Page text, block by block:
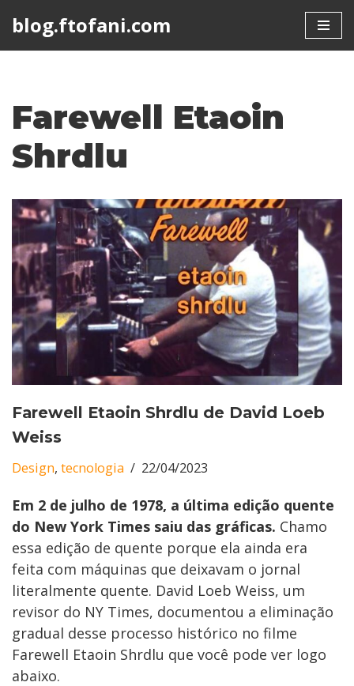
blog.ftofani.com
Farewell Etaoin
Shrdlu
Farewell Etaoin Shrdlu de David Loeb
Weiss
Design, tecnologia 22/04/2023
Em 2 de julho de 1978, a última edição quente
do New York Times saiu das gráficas. Chamo
essa edição de quente porque ela ainda era
feita com máquinas que deixavam o jornal
literalmente quente. David Loeb Weiss, um
revisor do NY Times, documentou a eliminação
gradual desse processo histórico no filme
Farewell Etaoin Shrdlu que você pode ver logo
abaixo.